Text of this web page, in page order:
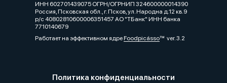
ИНН 602701439075 ОГРН/ОГРНИП 324600000014390
Россия, Псковская обл., г. Псков, ул. Народна д.12 кв.9
р/с 40802810600006351457 АО "ТБанк" ИНН банка
7710140679
Работает на эффективном ядреFoodpicássover. 3.2
Политика конфиденциальности